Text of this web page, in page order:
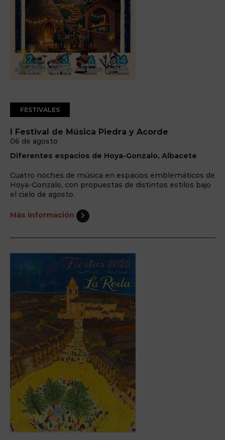
FESTIVALES
I Festival de Música Piedra y Acorde
06 de agosto
Diferentes espacios de Hoya-Gonzalo, Albacete
Cuatro noches de música en espacios emblemáticos de
Hoya-Gonzalo, con propuestas de distintos estilos bajo
el cielo de agosto.
Más información